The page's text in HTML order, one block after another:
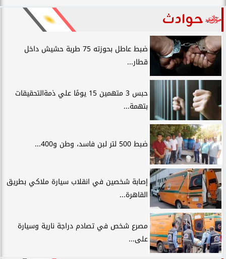
حوادث
ضبط عاطل بحوزته 75 طربة حشيش داخل
قطار...
حبس 3 متهمين 15 يومًا علي ذمةالتحقيقات
بتهمة...
ضبط 500 لتر لبن فاسد، وطن و400...
إصابة شخصين في انقلاب سيارة ملاكي بطريق
القاهرة...
مصرع شخص في تصادم دراجة نارية وسيارة
على...